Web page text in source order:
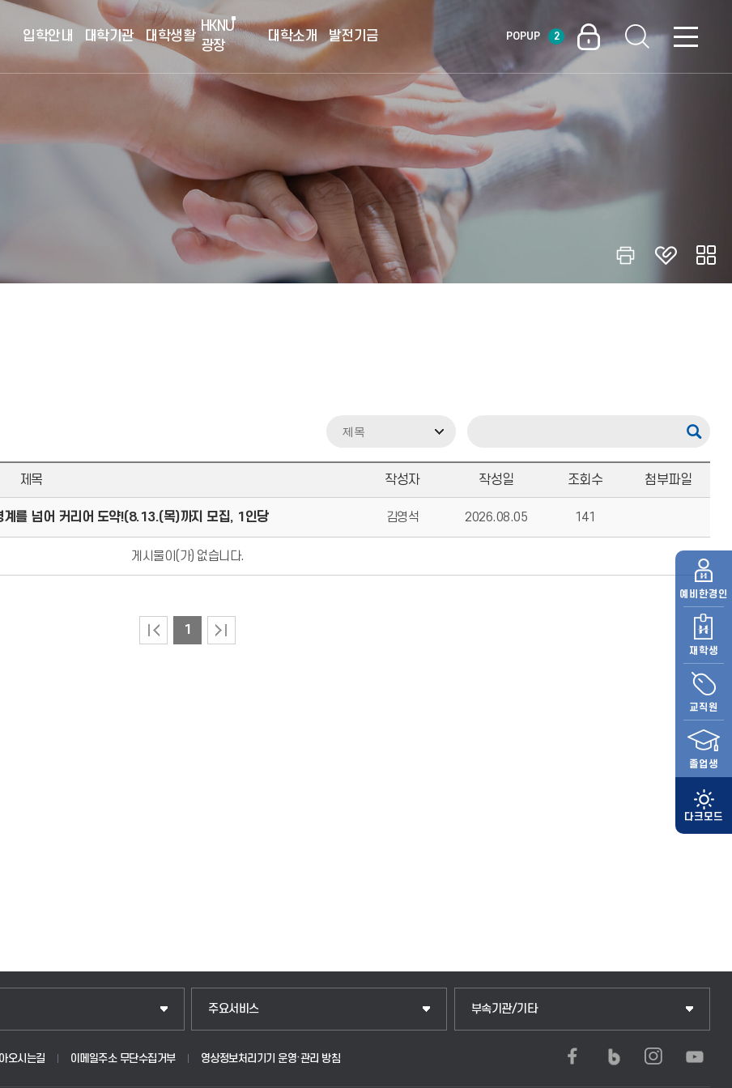
입학안내 대학기관 대학생활
HKNU
광장
대학소개 발전기금 POPUP 2
예비 한경인
재학생
교직원
졸업생
제목 작성자 작성일 조회수 첨부파일
계를 넘어 커리어 도약!(8.13.(목)까지 모집, 1인당 김영석 2026.08.05 141
게시물이(가) 없습니다.
1
주요서비스 부속기관/기타
오시는길 이메일주소 무단수집거부 영상정보처리기기 운영·관리 방침